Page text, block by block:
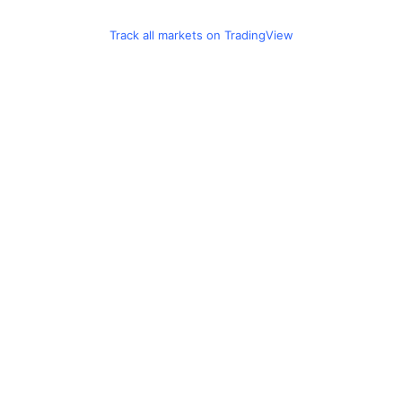
Track all markets on TradingView